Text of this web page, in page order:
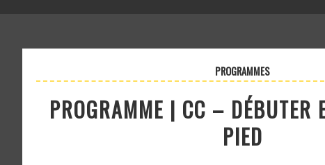
PROGRAMMES
PROGRAMME | CC – DÉBUTER
PIED